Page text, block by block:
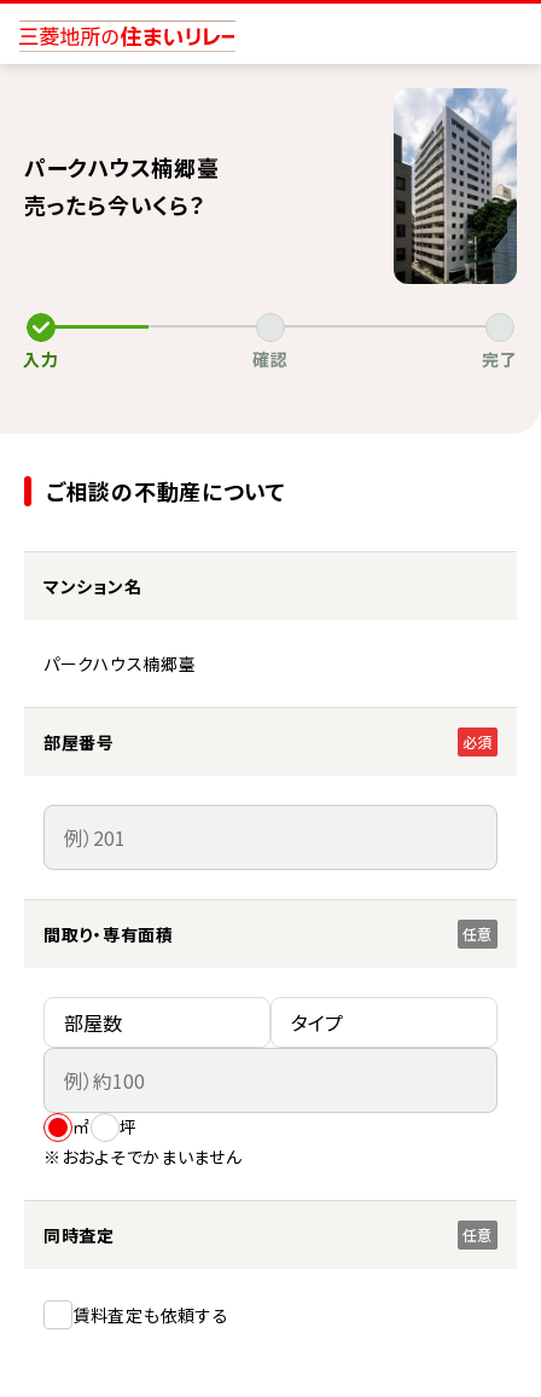
パークハウス楠郷臺
売ったら今いくら？
入力 確認 完了
ご相談の不動産について
マンション名
パークハウス楠郷臺
部屋番号 必須
間取り・専有面積 任意
㎡
坪
※おおよそでかまいません
同時査定 任意
賃料査定も依頼する